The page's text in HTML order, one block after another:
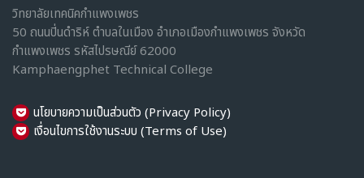
การบัญชี
การตลาด
การเลขานุการ
คหกรรมศาสตร์
เครื่องเย็น
วิทยาลัยเทคนิคกำแพงเพชร
50 ถนนปิ่นดำริห์ ตำบลในเมือง อำเภอเมืองกำแพงเพชร จังหวัด
กำแพงเพชร รหัสไปรษณีย์ 62000
Kamphaengphet Technical College
นโยบายความเป็นส่วนตัว (Privacy Policy)
เงื่อนไขการใช้งานระบบ (Terms of Use)